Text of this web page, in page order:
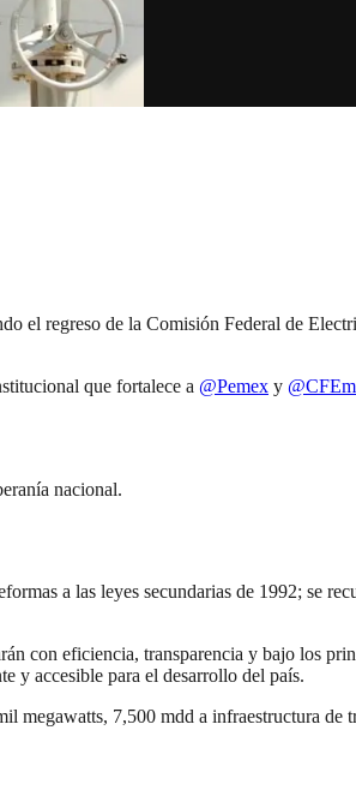
el regreso de la Comisión Federal de
que fortalece a @Pemex y
nacional.
a las leyes secundarias de 1992; se
con eficiencia, transparencia y bajo los
y accesible para el desarrollo del país.
megawatts, 7,500 mdd a infraestructura de